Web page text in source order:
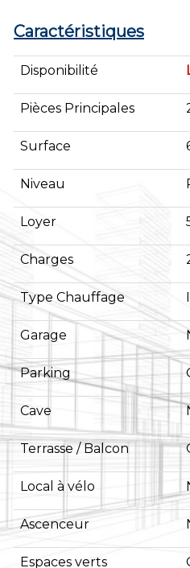
Caractéristiques
Disponibilité
Pièces Principales
Surface
Niveau
Loyer
Charges
Type Chauffage
Garage
Parking
Cave
Terrasse / Balcon
Local à vélo
Ascenceur
Espaces verts